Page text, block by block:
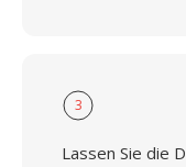
3
Lassen Sie die